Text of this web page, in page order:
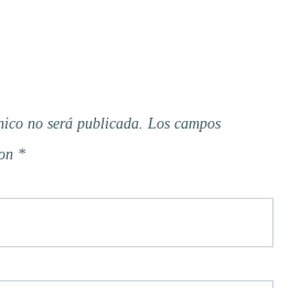
no será publicada. Los campos
*